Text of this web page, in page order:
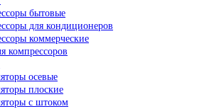
бытовые
для кондиционеров
коммерческие
компрессоров
осевые
плоские
с штоком